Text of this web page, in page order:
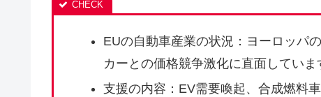
EUの自動車産業の状況：ヨーロッパ
カーとの価格競争激化に直面していま
支援の内容：EV需要喚起、合成燃料